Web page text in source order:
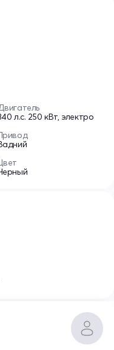
л.c. 250 кВт, электро